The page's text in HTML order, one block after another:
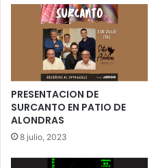
PRESENTACION DE
SURCANTO EN PATIO DE
ALONDRAS
8 julio, 2023